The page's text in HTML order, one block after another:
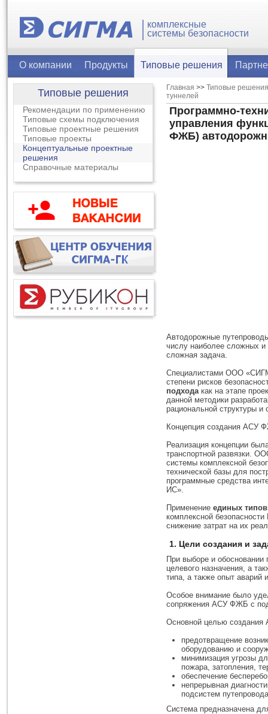
комплексные
системы безопасности
О компании Продукты Типовые решения
Типовые решения
Рекомендации по применению
Типовые схемы подключения
Типовые проектные решения
Типовые проекты
Концептуальные проектные
решения
Справочные материалы
Главная >> Типовые решения
туннелей
Программно-
управления
ФЖБ)
Автодорожные
числу наиболее сложных и
сложная задача.
Специалистами ООО
степени рисков
подходакак на этапе
данной методики
рациональной структуры
Концепция создания АСУ
Реализация концепции
транспортной развязки.
системы комплексной
технической базы для
программные средства
ИС».
Применение единых
комплексной
снижение затрат на их
1. Цели создания и
При выборе и обосновании
целевого назначения, а
типа, а также опыт аварий
Особое внимание было
сопряжения АСУ ФЖБ с
Основной целью создания
предотвращение
оборудованию и
минимизация угрозы
пожара, затопления,
обеспечение
непрерывная
подсистем
Система предназначена